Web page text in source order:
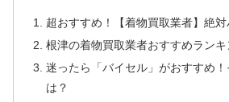
超おすすめ！【着物買取業者】絶対
根津の着物買取業者おすすめランキ
迷ったら「バイセル」がおすすめ
は？